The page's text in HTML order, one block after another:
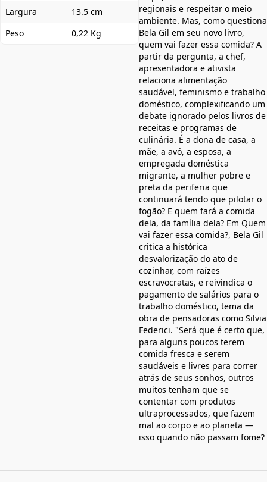
Largura
13.5 cm
Peso
0,22 Kg
regionais e respeitar o meio
ambiente. Mas, como questiona
Bela Gil em seu novo livro,
quem vai fazer essa comida? A
partir da pergunta, a chef,
apresentadora e ativista
relaciona alimentação
saudável, feminismo e trabalho
doméstico, complexificando um
debate ignorado pelos livros de
receitas e programas de
culinária. É a dona de casa, a
mãe, a avó, a esposa, a
empregada doméstica
migrante, a mulher pobre e
preta da periferia que
continuará tendo que pilotar o
fogão? E quem fará a comida
dela, da família dela? Em Quem
vai fazer essa comida?, Bela Gil
critica a histórica
desvalorização do ato de
cozinhar, com raízes
escravocratas, e reivindica o
pagamento de salários para o
trabalho doméstico, tema da
obra de pensadoras como Silvia
Federici. "Será que é certo que,
para alguns poucos terem
comida fresca e serem
saudáveis e livres para correr
atrás de seus sonhos, outros
muitos tenham que se
contentar com produtos
ultraprocessados, que fazem
mal ao corpo e ao planeta —
isso quando não passam fome?